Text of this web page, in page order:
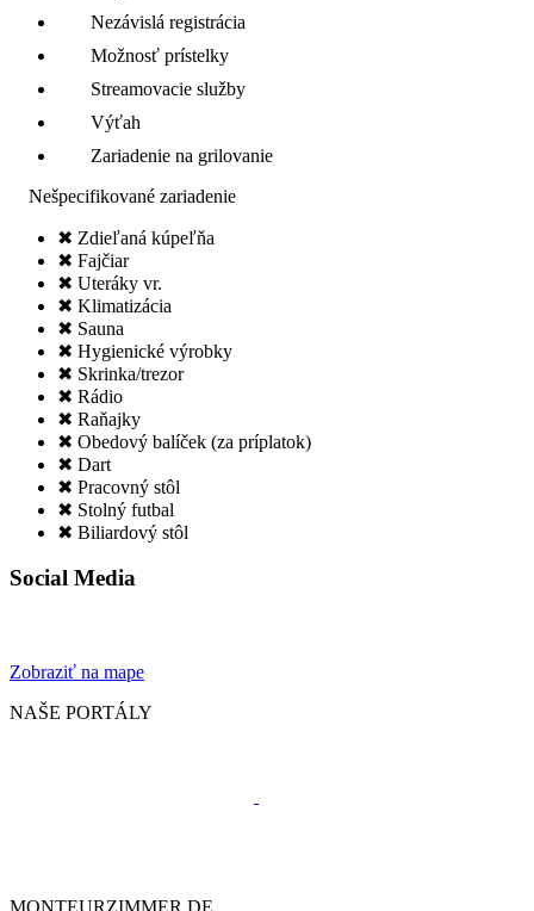
Nezávislá registrácia
Možnosť prístelky
Streamovacie služby
Výťah
Zariadenie na grilovanie
Nešpecifikované zariadenie
✖ Zdieľaná kúpeľňa
✖ Fajčiar
✖ Uteráky vr.
✖ Klimatizácia
✖ Sauna
✖ Hygienické výrobky
✖ Skrinka/trezor
✖ Rádio
✖ Raňajky
✖ Obedový balíček (za príplatok)
✖ Dart
✖ Pracovný stôl
✖ Stolný futbal
✖ Biliardový stôl
Social Media
Zobraziť na mape
NAŠE PORTÁLY
MONTEURZIMMER.DE